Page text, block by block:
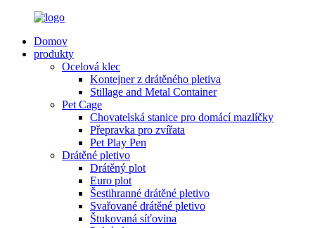
Domov
produkty
Ocelová klec
Kontejner z drátěného pletiva
Stillage and Metal Container
Pet Cage
Chovatelská stanice pro domácí mazlíčky
Přepravka pro zvířata
Pet Play Pen
Drátěné pletivo
Drátěný plot
Euro plot
Šestihranné drátěné pletivo
Svařované drátěné pletivo
Štukovaná síťovina